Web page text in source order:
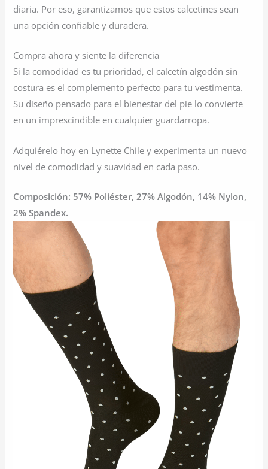
diaria. Por eso, garantizamos que estos calcetines sean
una opción confiable y duradera.
Compra ahora y siente la diferencia
Si la comodidad es tu prioridad, el calcetín algodón sin
costura es el complemento perfecto para tu vestimenta.
Su diseño pensado para el bienestar del pie lo convierte
en un imprescindible en cualquier guardarropa.
Adquiérelo hoy en Lynette Chile y experimenta un nuevo
nivel de comodidad y suavidad en cada paso.
Composición: 57% Poliéster, 27% Algodón, 14% Nylon,
2% Spandex.